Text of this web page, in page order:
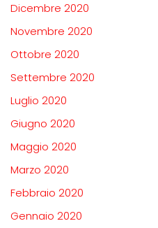
Dicembre 2020
Novembre 2020
Ottobre 2020
Settembre 2020
Luglio 2020
Giugno 2020
Maggio 2020
Marzo 2020
Febbraio 2020
Gennaio 2020